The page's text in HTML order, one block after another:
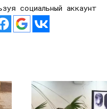
социальный аккаунт